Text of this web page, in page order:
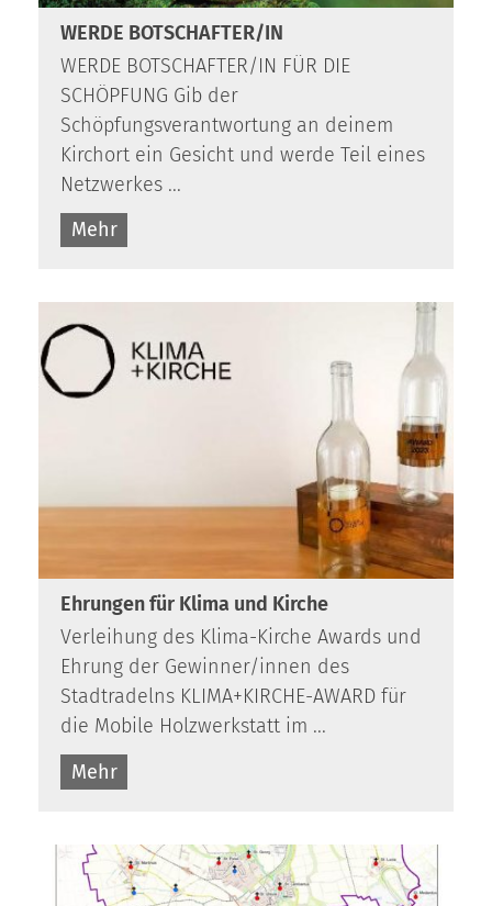
WERDE BOTSCHAFTER/IN
WERDE BOTSCHAFTER/IN FÜR DIE
SCHÖPFUNG Gib der
Schöpfungsverantwortung an deinem
Kirchort ein Gesicht und werde Teil eines
Netzwerkes ...
Mehr
Ehrungen für Klima und Kirche
Verleihung des Klima-Kirche Awards und
Ehrung der Gewinner/innen des
Stadtradelns KLIMA+KIRCHE-AWARD für
die Mobile Holz­werk­statt im ...
Mehr